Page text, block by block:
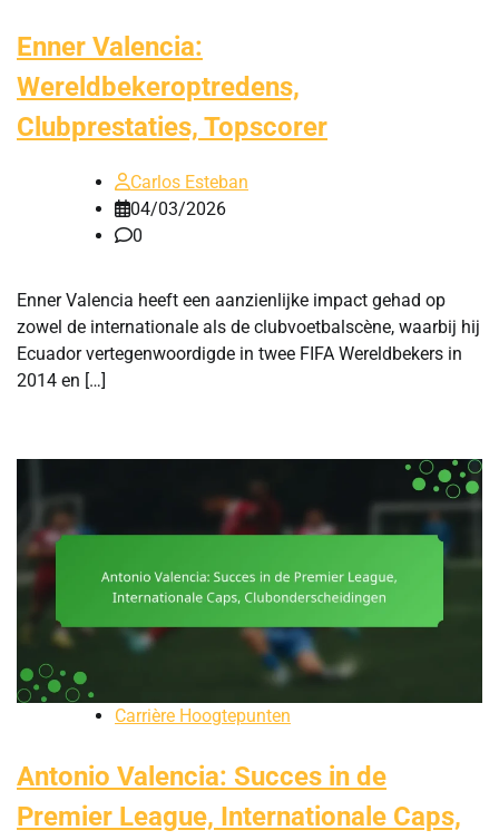
Enner Valencia:
Wereldbekeroptredens,
Clubprestaties, Topscorer
Carlos Esteban
04/03/2026
0
Enner Valencia heeft een aanzienlijke impact gehad op
zowel de internationale als de clubvoetbalscène, waarbij hij
Ecuador vertegenwoordigde in twee FIFA Wereldbekers in
2014 en […]
Carrière Hoogtepunten
Antonio Valencia: Succes in de
Premier League, Internationale Caps,